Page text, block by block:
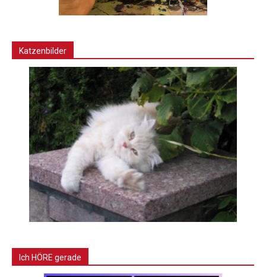
Katzenbilder
Ich HÖRE gerade